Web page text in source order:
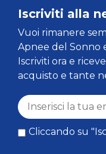
Iscriviti alla
Vuoi rimanere
Apnee del Sonno
Iscriviti ora e
acquisto e tante
Cliccando su